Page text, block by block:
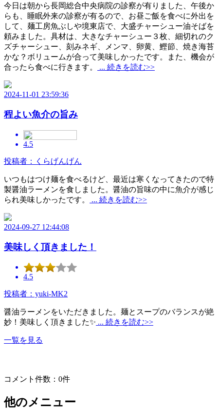
今日は朝から長岡総合中央病院の診察が有りました、午後か
らも、睡眠外来の診察が有るので、お昼ご飯を食べに外出を
して、麺工房魚ぶしや境東店で、大盛チャーシュー油そばを
頼みました。具材は、大きなチャーシュー３枚、細切れのク
ズチャーシュー、刻みネギ、メンマ、卵黄、鰹節、焼き海苔
かな？ボリュームが合って美味しかったです。また、機会が
合ったら食べに行きます。
... 続きを読む>>
2024-11-01 23:59:36
程よい魚介の旨み
4.5
投稿者：くらげんげん
いつもはつけ麺を食べるけど、最近は寒くなってきたので特
製醤油ラーメンを食しました。醤油の旨味の中に魚介が感じ
られ美味しかったです。
... 続きを読む>>
2024-09-27 12:44:08
美味しく頂きました！
4.5
投稿者：yuki-MK2
醤油ラーメンをいただきました。麺とスープのバランスが絶
妙！美味しく頂きました✨ ... 続きを読む>>
一覧を見る
コメント件数：0件
他のメニュー